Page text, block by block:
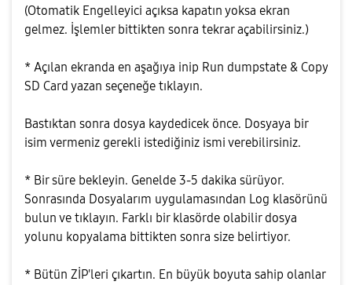
(Otomatik Engelleyici açıksa kapatın yoksa ekran
gelmez. İşlemler bittikten sonra tekrar açabilirsiniz.)
* Açılan ekranda en aşağıya inip Run dumpstate & Copy
SD Card yazan seçeneğe tıklayın.
Bastıktan sonra dosya kaydedicek önce. Dosyaya bir
isim vermeniz gerekli istediğiniz ismi verebilirsiniz.
* Bir süre bekleyin. Genelde 3-5 dakika sürüyor.
Sonrasında Dosyalarım uygulamasından Log klasörünü
bulun ve tıklayın. Farklı bir klasörde olabilir dosya
yolunu kopyalama bittikten sonra size belirtiyor.
* Bütün ZİP'leri çıkartın. En büyük boyuta sahip olanlar